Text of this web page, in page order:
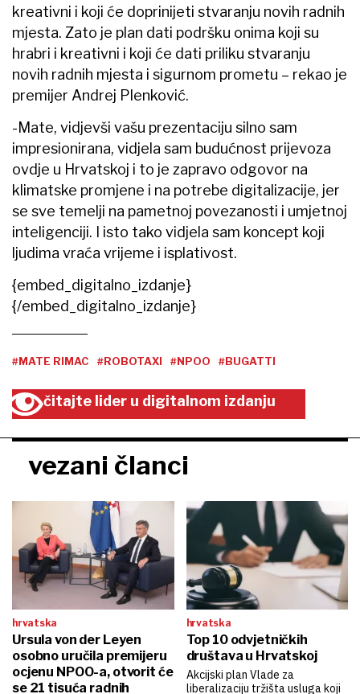
kreativni i koji će doprinijeti stvaranju novih radnih
mjesta. Zato je plan dati podršku onima koji su
hrabri i kreativni i koji će dati priliku stvaranju
novih radnih mjesta i sigurnom prometu – rekao je
premijer Andrej Plenković.
-Mate, vidjevši vašu prezentaciju silno sam
impresionirana, vidjela sam budućnost prijevoza
ovdje u Hrvatskoj i to je zapravo odgovor na
klimatske promjene i na potrebe digitalizacije, jer
se sve temelji na pametnoj povezanosti i umjetnoj
inteligenciji. I isto tako vidjela sam koncept koji
ljudima vraća vrijeme i isplativost.
{embed_digitalno_izdanje}
{/embed_digitalno_izdanje}
#MATE RIMAC #ROBOTAXI #NPOO #BUGATTI
čitajte lider u digitalnom izdanju
vezani članci
hrvatska
Ursula von der Leyen
osobno uručila premijeru
ocjenu NPOO-a, otvorit će
se 21 tisuća radnih
hrvatska
Top 10 odvjetničkih
društava u Hrvatskoj
Akcijski plan Vlade za
liberalizaciju tržišta usluga koji